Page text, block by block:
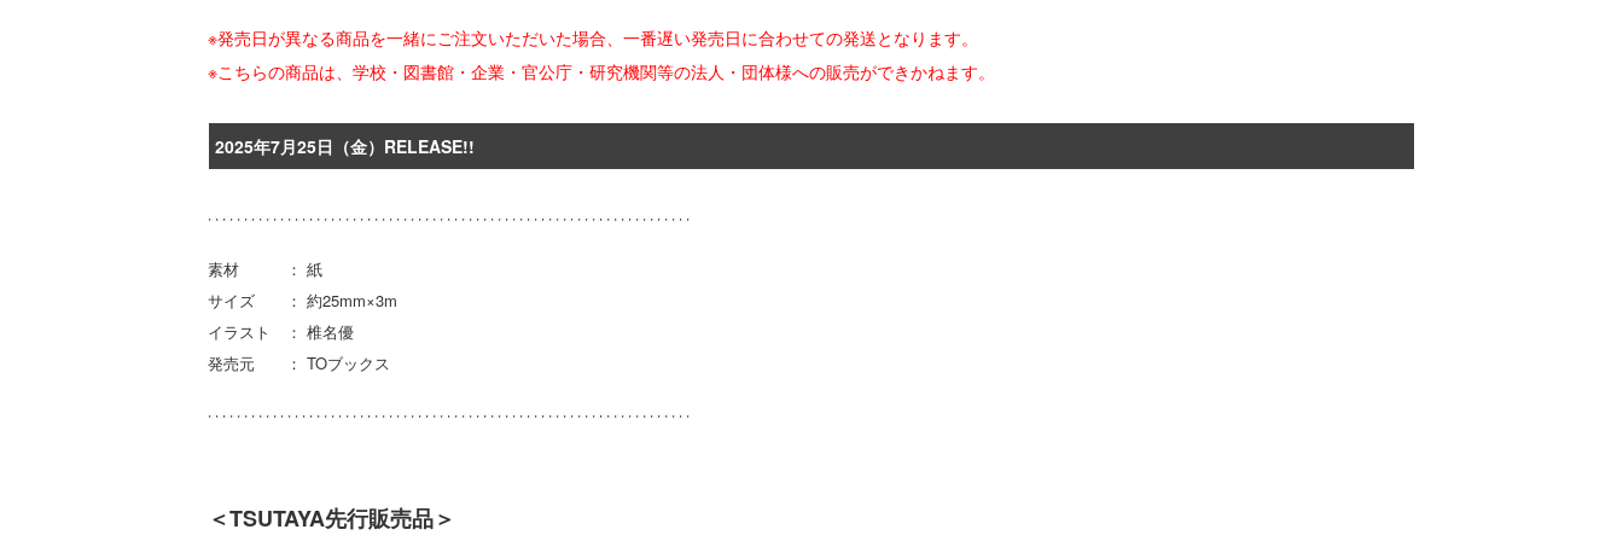
※発売日が異なる商品を一緒にご注文いただいた場合、一番遅い発売日に合わせての発送となります。
※こちらの商品は、学校・図書館・企業・官公庁・研究機関等の法人・団体様への販売ができかねます。
2025年7月25日（金）RELEASE!!
素材 ： 紙
サイズ ： 約25mm×3m
イラスト ： 椎名優
発売元 ： TOブックス
＜TSUTAYA先行販売品＞